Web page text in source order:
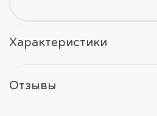
Характеристики
Отзывы